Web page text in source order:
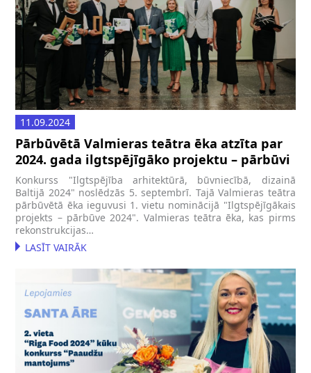
11.09.2024
Pārbūvētā Valmieras teātra ēka atzīta par
2024. gada ilgtspējīgāko projektu – pārbūvi
Konkurss "Ilgtspējība arhitektūrā, būvniecībā, dizainā
Baltijā 2024" noslēdzās 5. septembrī. Tajā Valmieras teātra
pārbūvētā ēka ieguvusi 1. vietu nominācijā "Ilgtspējīgākais
projekts – pārbūve 2024". Valmieras teātra ēka, kas pirms
rekonstrukcijas…
LASĪT VAIRĀK